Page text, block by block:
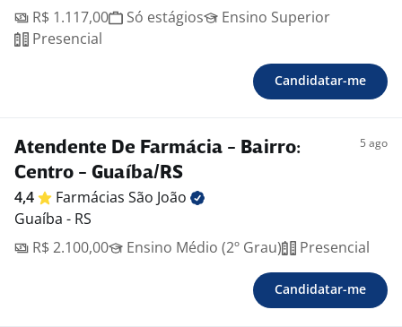
R$ 1.117,00
Só estágios
Ensino Superior
Presencial
Candidatar-me
Atendente De Farmácia - Bairro:
Centro - Guaíba/RS
5 ago
4,4 Farmácias São João
Guaíba - RS
R$ 2.100,00
Ensino Médio (2º Grau) Presencial
Candidatar-me